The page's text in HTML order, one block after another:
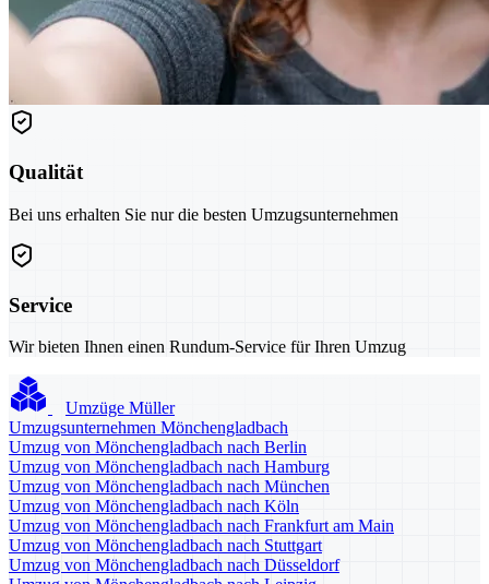
Qualität
Bei uns erhalten Sie nur die besten Umzugsunternehmen
Service
Wir bieten Ihnen einen Rundum-Service für Ihren Umzug
Umzüge Müller
Umzugsunternehmen Mönchengladbach
Umzug von Mönchengladbach nach Berlin
Umzug von Mönchengladbach nach Hamburg
Umzug von Mönchengladbach nach München
Umzug von Mönchengladbach nach Köln
Umzug von Mönchengladbach nach Frankfurt am Main
Umzug von Mönchengladbach nach Stuttgart
Umzug von Mönchengladbach nach Düsseldorf